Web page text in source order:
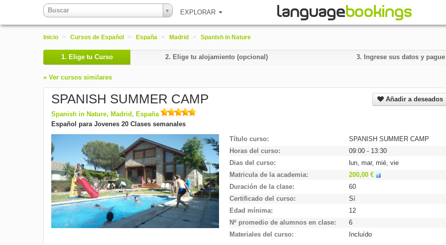
Buscar EXPLORAR
Inicio > Cursos de Español > España > Madrid > Spanish in Nature
1. Elige tu Curso 2. Elige tu alojamiento (opcional) 3. Ingrese sus datos y
« Ver cursos similares
SPANISH SUMMER CAMP
Añadir a deseados
Spanish in Nature, Madrid, España
Español para Jovenes 20 Clases semanales
Título curso
SPANISH SUMMER CAMP
Horas del curso
09:00 - 13:30
Dias del curso
lun, mar, mié, vie
Matricula de la academia
200,00 €
Duración de la clase
60
Certificado del curso
Sí
Edad mínima
12
Nº promedio de alumnos en clase
6
Materiales del curso
Incluído